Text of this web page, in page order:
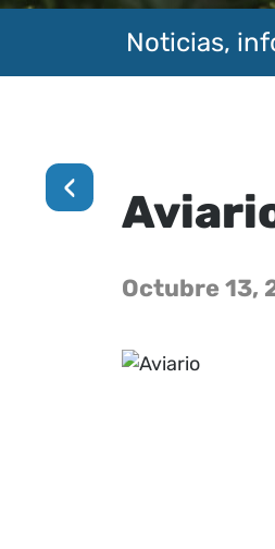
Noticias,
‹
Octubre 13,